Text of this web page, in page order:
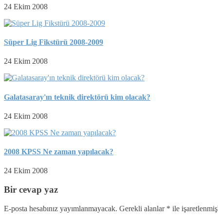
24 Ekim 2008
Süper Lig Fikstürü 2008-2009
24 Ekim 2008
Galatasaray'ın teknik direktörü kim olacak?
24 Ekim 2008
2008 KPSS Ne zaman yapılacak?
24 Ekim 2008
Bir cevap yaz
E-posta hesabınız yayımlanmayacak. Gerekli alanlar * ile